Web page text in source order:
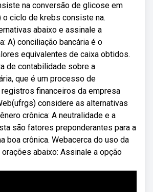
na conversão de glicose em
o ciclo de krebs consiste na.
abaixo e assinale a
A) conciliação bancária é o
equivalentes de caixa obtidos.
de contabilidade sobre a
que é um processo de
financeiros da empresa
considere as alternativas
crônica: A neutralidade e a
são fatores preponderantes para a
boa crônica. Webacerca do uso da
abaixo: Assinale a opção